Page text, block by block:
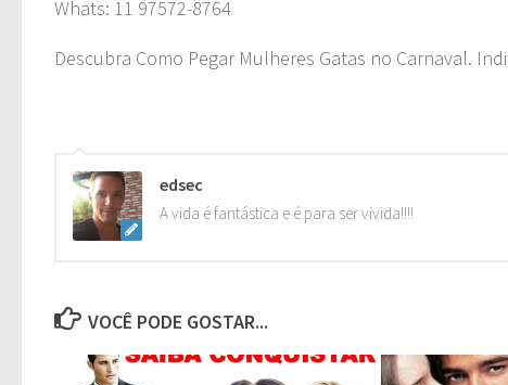
Whats: 11 97572-8764
Descubra Como Pegar Mulheres Gatas no Carnaval.
edsec
A vida é fantástica e é para ser vivida!!!!
VOCÊ PODE GOSTAR...